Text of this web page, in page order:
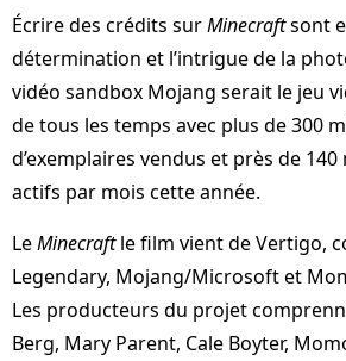
Écrire des crédits surMinecraftsont
détermination et l’intrigue de la
vidéo sandbox Mojang serait le jeu
de tous les temps avec plus de 300
d’exemplaires vendus et près de
actifs par mois cette année.
LeMinecraftle film vient de Vertigo,
Legendary, Mojang/Microsoft et
Les producteurs du projet
Berg, Mary Parent, Cale Boyter,